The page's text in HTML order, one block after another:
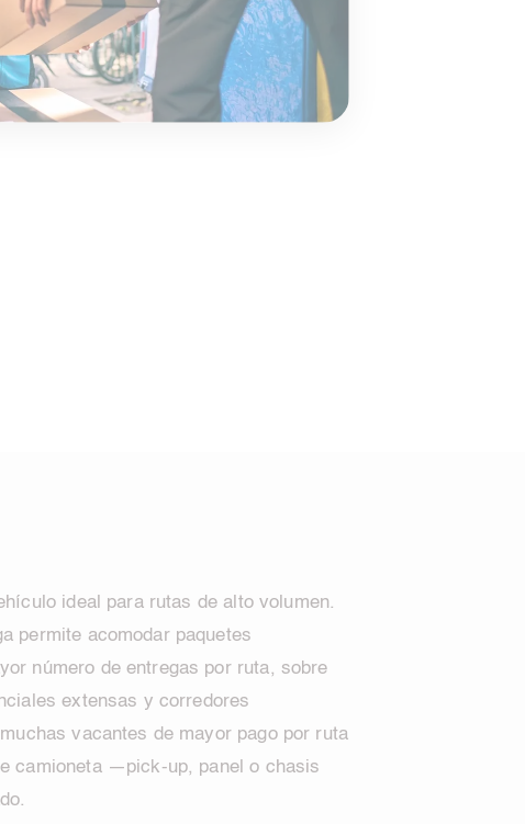
ideal para rutas de alto volumen.
permite acomodar paquetes
número de entregas por ruta, sobre
extensas y corredores
vacantes de mayor pago por ruta
camioneta —pick-up, panel o chasis